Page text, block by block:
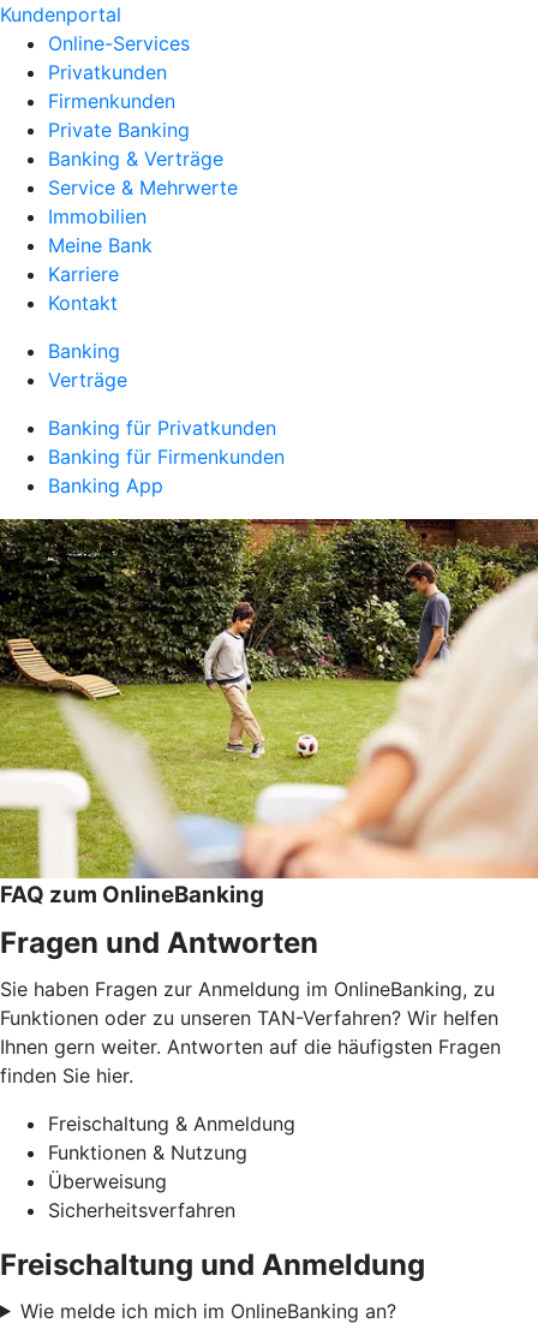
Kundenportal
Online-Services
Privatkunden
Firmenkunden
Private Banking
Banking & Verträge
Service & Mehrwerte
Immobilien
Meine Bank
Karriere
Kontakt
Banking
Verträge
Banking für Privatkunden
Banking für Firmenkunden
Banking App
FAQ zum OnlineBanking
Fragen und Antworten
Sie haben Fragen zur Anmeldung im OnlineBanking, zu
Funktionen oder zu unseren TAN-Verfahren? Wir helfen
Ihnen gern weiter. Antworten auf die häufigsten Fragen
finden Sie hier.
Freischaltung & Anmeldung
Funktionen & Nutzung
Überweisung
Sicherheitsverfahren
Freischaltung und Anmeldung
Wie melde ich mich im OnlineBanking an?